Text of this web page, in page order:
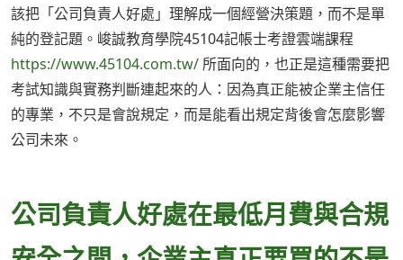
該把「公司負責人好處」理解成一個經營決策題，而不是單
純的登記題。峻誠教育學院45104記帳士考證雲端課程
https://www.45104.com.tw/ 所面向的，也正是這種需要把
考試知識與實務判斷連起來的人：因為真正能被企業主信任
的專業，不只是會說規定，而是能看出規定背後會怎麼影響
公司未來。
公司負責人好處在最低月費與合規